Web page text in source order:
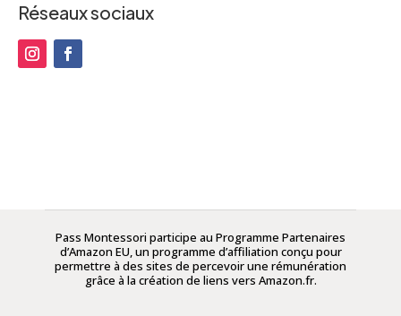
Réseaux sociaux
Pass Montessori participe au Programme Partenaires
d’Amazon EU, un programme d’affiliation conçu pour
permettre à des sites de percevoir une rémunération
grâce à la création de liens vers Amazon.fr.